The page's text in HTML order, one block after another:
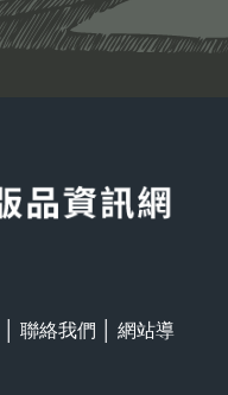
聯絡我們
網站導